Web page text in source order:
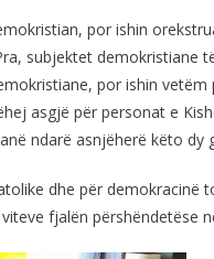
por ishin
subjektet demokristiane
por ishin
asgjë për personat e
ndarë asnjëherë këto dy
dhe për demokracinë
fjalën përshëndetëse